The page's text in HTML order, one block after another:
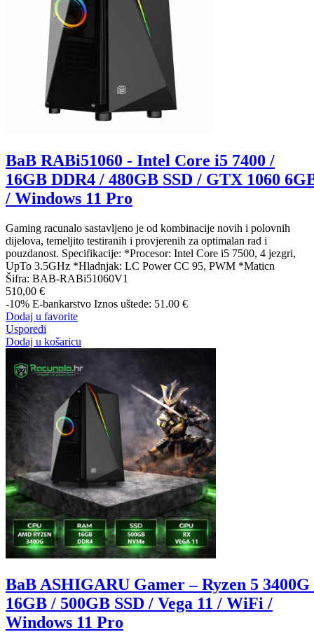
BaB RABi51060 - Intel Core i5 7400 /
16GB DDR4 / 480GB SSD / GTX 1060
/ Windows 11 Pro
Gaming racunalo sastavljeno je od kombinacije novih i polovnih
dijelova, temeljito testiranih i provjerenih za optimalan rad i
pouzdanost. Specifikacije: *Procesor: Intel Core i5 7500, 4 jezgri,
UpTo 3.5GHz *Hladnjak: LC Power CC 95, PWM *Maticn
Šifra: BAB-RABi51060V1
510,00 €
-10% E-bankarstvo Iznos uštede: 51.00 €
Dodaj u favorite
Usporedi
Dodaj u košaricu
BaB ASHIGARU Gamer – Ryzen 5 3400G
16GB / 500GB SSD / Vega 11 / WiFi /
Windows 11 Pro